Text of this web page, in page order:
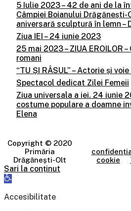
5 Iulie 2023 – 42 de ani de la
Câmpiei Boianului
aniversară sculptură în lemn –
Ziua IEI – 24 iunie 2023
25 mai 2023 – ZIUA EROILOR
romani
“TU ȘI RÂSUL” – Actorie și voie
Spectacol dedicat Zilei Femeii
Ziua universala a iei. 24 iunie
costume populare a doamne
Elena
Copyright © 2020
Primăria
Drăgănești-Olt
cookie
Sari la conținut
Deschide
de
Accesibilitate